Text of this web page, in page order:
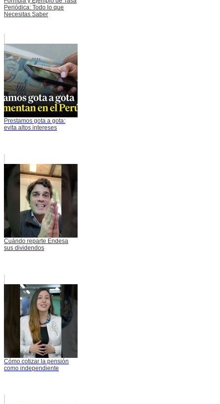
Periódica: Todo lo que
Necesitas Saber
Prestamos gota a gota:
evita altos intereses
Cuándo reparte Endesa
sus dividendos
Cómo cotizar la pensión
como independiente